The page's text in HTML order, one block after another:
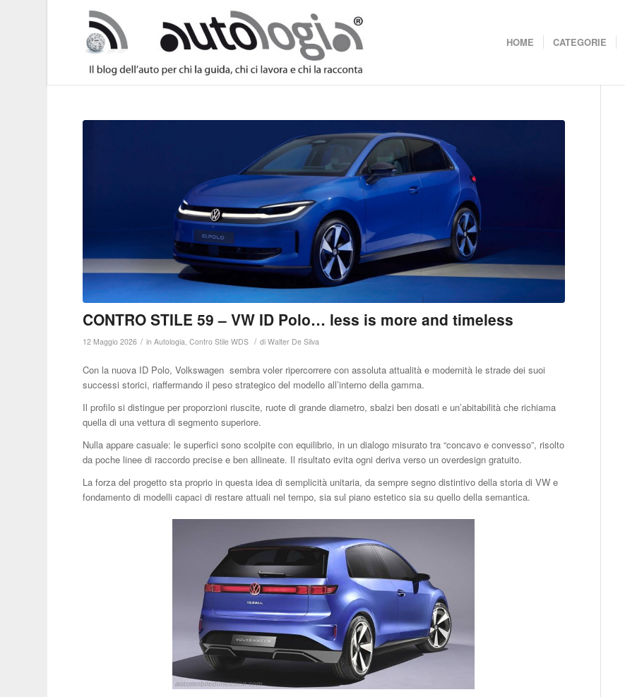
HOME CATEGORIE
CONTRO STILE 59 – VW ID Polo… less is more and timeless
12 Maggio 2026 / inAutologia,Contro Stile WDS / diWalter De Silva
Con la nuova ID Polo, Volkswagen sembra voler ripercorrere con assoluta attualità e modernità le strade dei suoi
successi storici, riaffermando il peso strategico del modello all’interno della gamma.
Il profilo si distingue per proporzioni riuscite, ruote di grande diametro, sbalzi ben dosati e un’abitabilità che richiama
quella di una vettura di segmento superiore.
Nulla appare casuale: le superfici sono scolpite con equilibrio, in un dialogo misurato tra “concavo e convesso”, risolto
da poche linee di raccordo precise e ben allineate. Il risultato evita ogni deriva verso un overdesign gratuito.
La forza del progetto sta proprio in questa idea di semplicità unitaria, da sempre segno distintivo della storia di VW e
fondamento di modelli capaci di restare attuali nel tempo, sia sul piano estetico sia su quello della semantica.